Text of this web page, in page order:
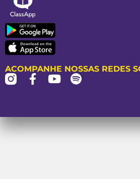
ACOMPANHE NOSSAS REDES